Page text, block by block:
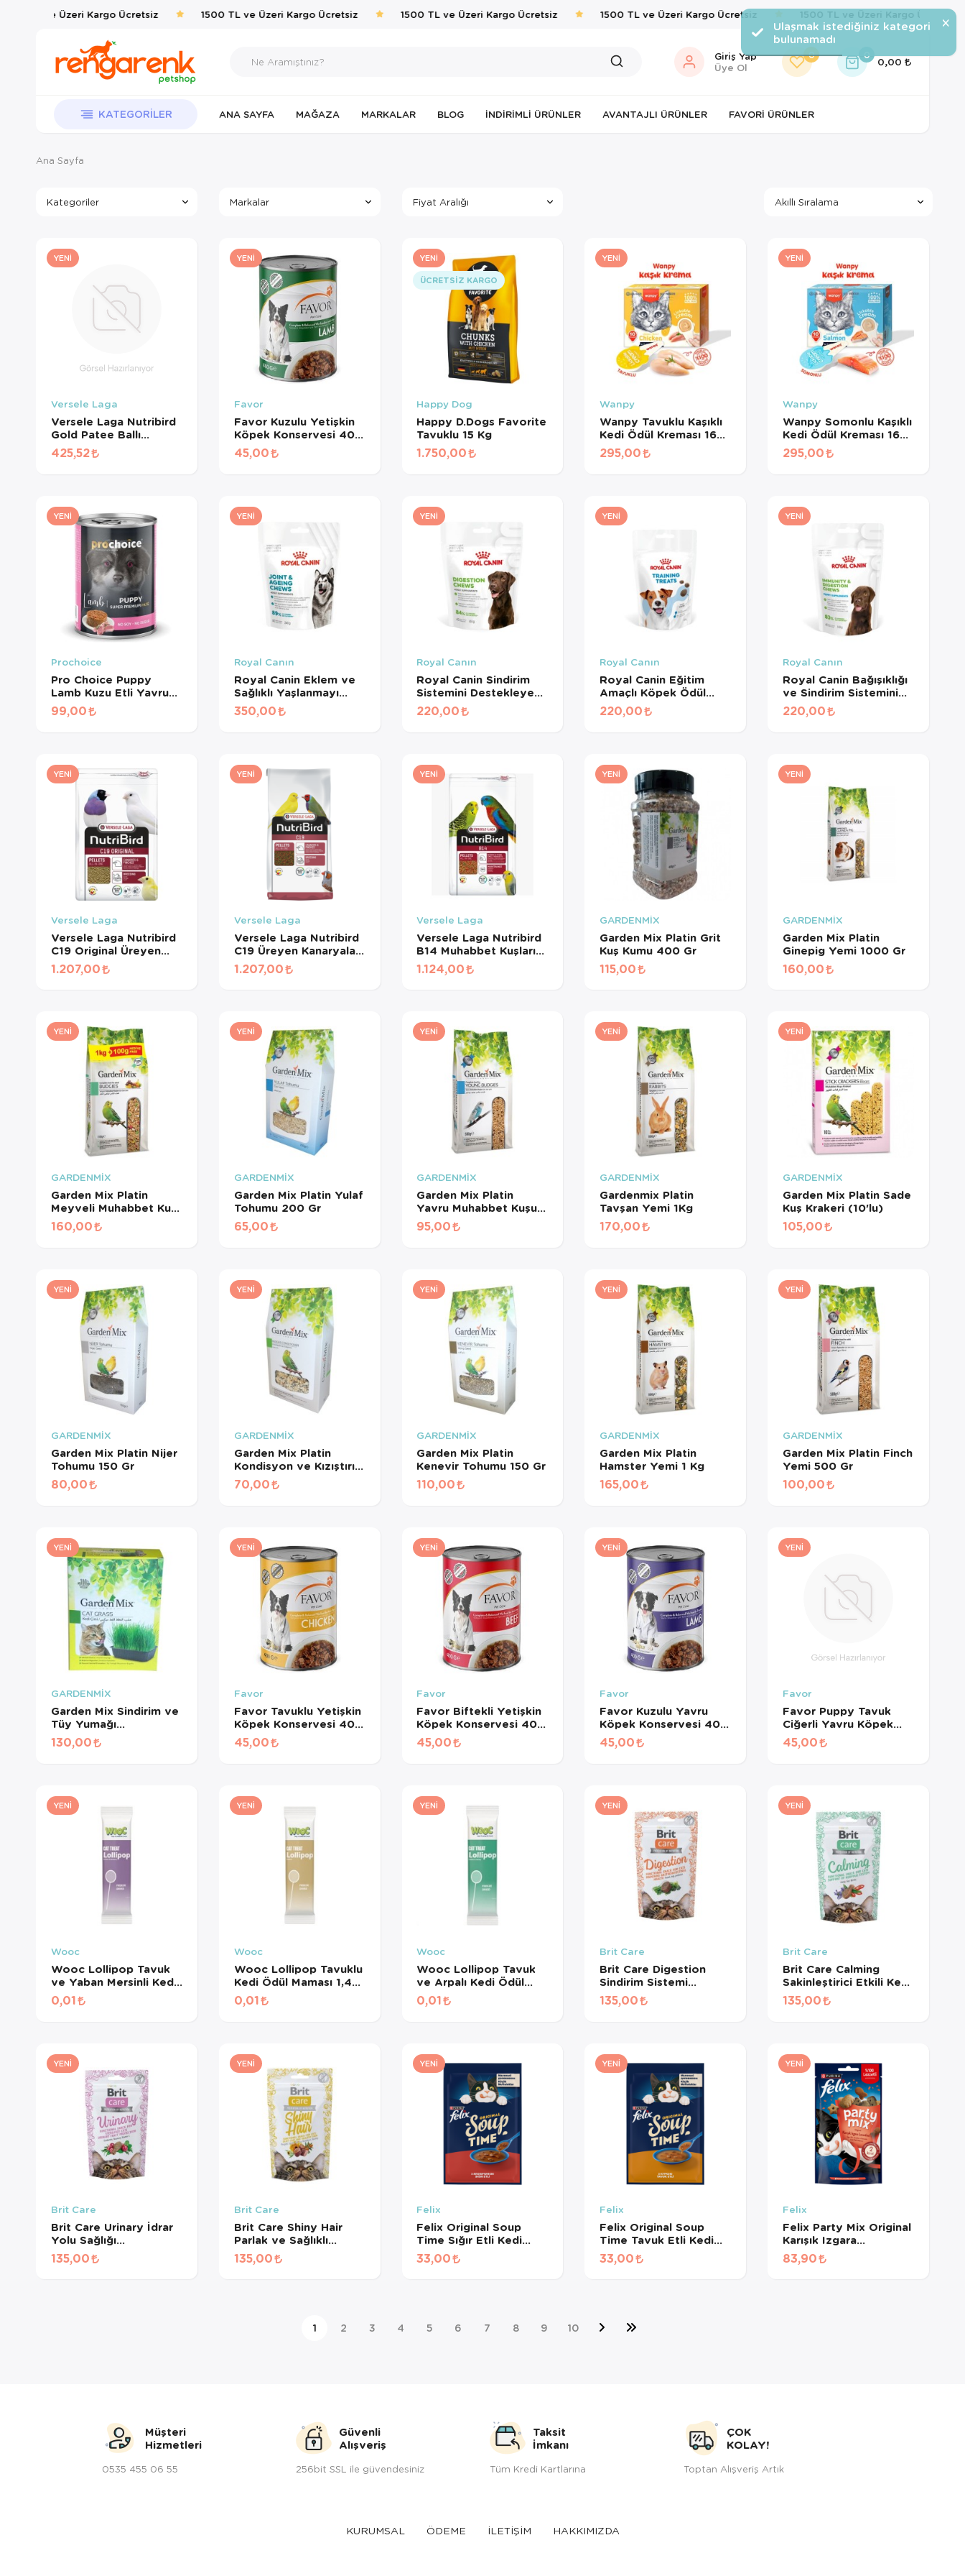
TL ve Üzeri Kargo Ücretsiz 1500 TL ve Üzeri Kargo Ücretsiz 1500 TL ve Üzeri Kargo Ücretsiz 1500 TL ve Üzeri Kargo Ücretsiz 1500 TL ve Üzeri Kargo Ücretsiz
Giriş Yap
Üye Ol
0 0
0,00
KATEGORILER ANA SAYFA MAĞAZA MARKALAR BLOG İNDIRIMLI ÜRÜNLER AVANTAJLI ÜRÜNLER FAVORI ÜRÜNLER
Ana Sayfa
Kategoriler Markalar Fiyat Aralığı
YENI
Versele Laga
Versele Laga Nutribird
Gold Patee Ballı
Yumurtalı Kanarya
Maması (1 KG
425,52
YENI
Favor
Favor Kuzulu Yetişkin
Köpek Konservesi 400
Gr
45,00
YENI
ÜCRETSIZ KARGO
Happy Dog
Happy D.Dogs Favorite
Tavuklu 15 Kg
1.750,00
YENI
Wanpy
Wanpy Tavuklu Kaşıklı
Kedi Ödül Kreması 16
gr*10Ad
295,00
YENI
Wanpy
Wanpy Somonlu Kaşıklı
Kedi Ödül Kreması 16
gr*10Ad
295,00
YENI
Prochoice
Pro Choice Puppy
Lamb Kuzu Etli Yavru
Köpek Konservesi 400
Gr
99,00
YENI
Royal Canın
Royal Canin Eklem ve
Sağlıklı Yaşlanmayı
Destekleyen
Tamamlayıcı Yetişkin
350,00
YENI
Royal Canın
Royal Canin Sindirim
Sistemini Destekleyen
Tamamlayıcı Yetişkin
Köpek Ödül Maması
220,00
YENI
Royal Canın
Royal Canin Eğitim
Amaçlı Köpek Ödül
Maması 110 Gr
220,00
YENI
Royal Canın
Royal Canin Bağışıklığı
ve Sindirim Sistemini
Destekleyen
Tamamlayıcı Yavru
220,00
YENI
Versele Laga
Versele Laga Nutribird
C19 Original Üreyen
Kanaryalar Ve Finçler
İçin Beyaz Pelet Yem 3
1.207,00
YENI
Versele Laga
Versele Laga Nutribird
C19 Üreyen Kanaryalar
Ve Finçler İçin Meyveli
1.207,00
YENI
Versele Laga
Versele Laga Nutribird
B14 Muhabbet Kuşları
Ve Mini Paraketler İçin
Meyveli Pelet Yem 3
1.124,00
YENI
GARDENMİX
Garden Mix Platin Grit
Kuş Kumu 400 Gr
115,00
YENI
GARDENMİX
Garden Mix Platin
Ginepig Yemi 1000 Gr
160,00
YENI
GARDENMİX
Garden Mix Platin
Meyveli Muhabbet Kuş
Yemi 1.1 Kg
160,00
YENI
GARDENMİX
Garden Mix Platin Yulaf
Tohumu 200 Gr
65,00
YENI
GARDENMİX
Garden Mix Platin
Yavru Muhabbet Kuşu
Yemi 500 Gr
95,00
YENI
GARDENMİX
Gardenmix Platin
Tavşan Yemi 1Kg
170,00
YENI
GARDENMİX
Garden Mix Platin Sade
Kuş Krakeri (10'lu)
105,00
YENI
GARDENMİX
Garden Mix Platin Nijer
Tohumu 150 Gr
80,00
YENI
GARDENMİX
Garden Mix Platin
Kondisyon ve Kızıştırıcı
Yem 150 Gr
70,00
YENI
GARDENMİX
Garden Mix Platin
Kenevir Tohumu 150 Gr
110,00
YENI
GARDENMİX
Garden Mix Platin
Hamster Yemi 1 Kg
165,00
YENI
GARDENMİX
Garden Mix Platin Finch
Yemi 500 Gr
100,00
YENI
GARDENMİX
Garden Mix Sindirim ve
Tüy Yumağı
Destekleyen Kedi Çimi
130,00
YENI
Favor
Favor Tavuklu Yetişkin
Köpek Konservesi 400
Gr
45,00
YENI
Favor
Favor Biftekli Yetişkin
Köpek Konservesi 400
Gr
45,00
YENI
Favor
Favor Kuzulu Yavru
Köpek Konservesi 400
Gr
45,00
YENI
Favor
Favor Puppy Tavuk
Ciğerli Yavru Köpek
Konservesi 400 Gr
45,00
YENI
Wooc
Wooc Lollipop Tavuk
ve Yaban Mersinli Kedi
Ödül Maması 1,4 Gr
0,01
YENI
Wooc
Wooc Lollipop Tavuklu
Kedi Ödül Maması 1,4
Gr
0,01
YENI
Wooc
Wooc Lollipop Tavuk
ve Arpalı Kedi Ödül
Maması 1,4 Gr
0,01
YENI
Brit Care
Brit Care Digestion
Sindirim Sistemi
Destekleyici Tahılsız
Kedi Ödül Maması 50gr
135,00
YENI
Brit Care
Brit Care Calming
Sakinleştirici Etkili Kedi
Ödül Maması 50gr
135,00
YENI
Brit Care
Brit Care Urinary İdrar
Yolu Sağlığı
Destekleyici Kedi Ödül
Maması 50 Gr
135,00
YENI
Brit Care
Brit Care Shiny Hair
Parlak ve Sağlıklı
Tüyler için Tahılsız Kedi
Ödül Maması 50gr
135,00
YENI
Felix
Felix Original Soup
Time Sığır Etli Kedi
Çorbası 48 Gr
33,00
YENI
Felix
Felix Original Soup
Time Tavuk Etli Kedi
Çorbası 48 Gr
33,00
YENI
Felix
Felix Party Mix Original
Karışık Izgara
Lezzetleri Kedi Ödül
Maması 60 Gr
83,90
1 2 3 4 5 6 7 8 9 10
Müşteri
Hizmetleri
0535 455 06 55
Güvenli
Alışveriş
256bit SSL ile güvendesiniz
Taksit
İmkanı
Tüm Kredi Kartlarına
ÇOK
KOLAY!
Toptan Alışveriş Artık
KURUMSAL ÖDEME İLETİŞİM HAKKIMIZDA
×
Ulaşmak istediğiniz kategori
bulunamadı